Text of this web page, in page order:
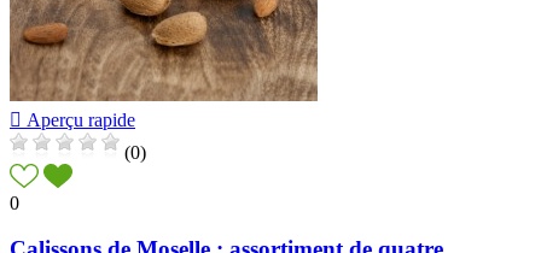
 Aperçu rapide
(0)
0